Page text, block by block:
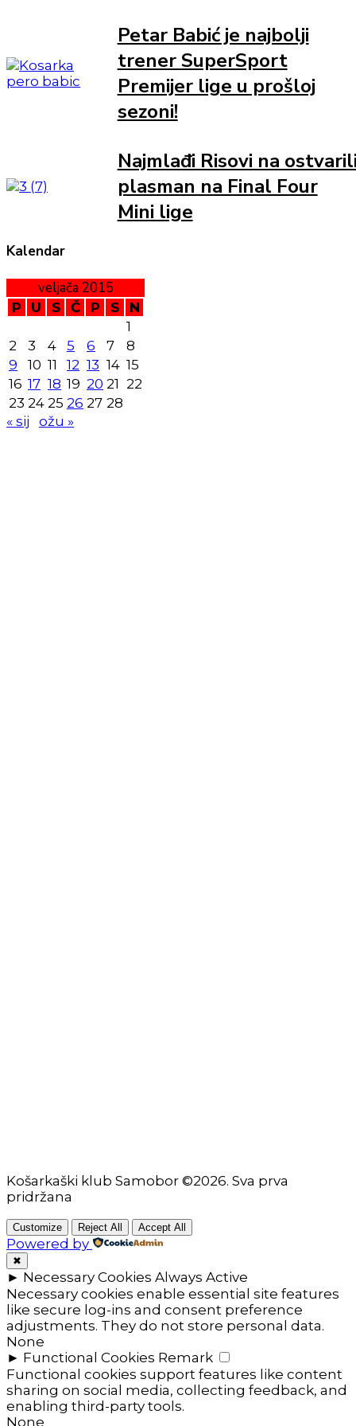
Petar Babić je najbolji
trener SuperSport
Premijer lige u prošloj
sezoni!
Najmlađi Risovi na
plasman na Final Four
Mini lige
Kalendar
veljača 2015
P U S Č P S
N
1
2
3 4 5 6 7
8
9
10 11 12 13 14 15
16 17 18 19 20 21 22
23 24 25 26 27 28
« sij
ožu »
Košarkaški klub Samobor ©2026. Sva prva
pridržana
Customize Reject All Accept All
Powered by
✖
► Necessary Cookies Always Active
Necessary cookies enable essential site features
like secure log-ins and consent preference
adjustments. They do not store personal data.
None
► Functional Cookies Remark
Functional cookies support features like content
sharing on social media, collecting feedback, and
enabling third-party tools.
None